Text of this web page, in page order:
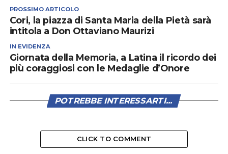
PROSSIMO ARTICOLO
Cori, la piazza di Santa Maria della Pietà sarà
intitola a Don Ottaviano Maurizi
IN EVIDENZA
Giornata della Memoria, a Latina il ricordo dei
più coraggiosi con le Medaglie d’Onore
POTREBBE INTERESSARTI...
CLICK TO COMMENT